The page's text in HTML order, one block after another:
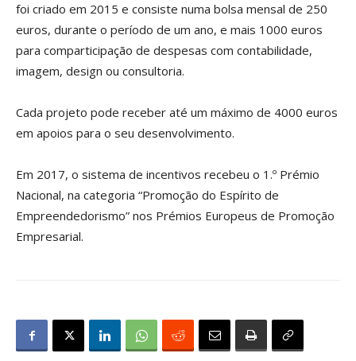
foi criado em 2015 e consiste numa bolsa mensal de 250
euros, durante o período de um ano, e mais 1000 euros
para comparticipação de despesas com contabilidade,
imagem, design ou consultoria.
Cada projeto pode receber até um máximo de 4000 euros
em apoios para o seu desenvolvimento.
Em 2017, o sistema de incentivos recebeu o 1.º Prémio
Nacional, na categoria “Promoção do Espírito de
Empreendedorismo” nos Prémios Europeus de Promoção
Empresarial.